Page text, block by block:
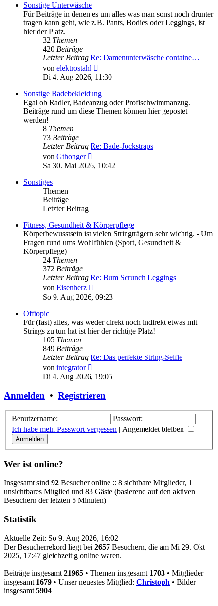
Sonstige Unterwäsche
Für Beiträge in denen es um alles was man sonst noch drunter
tragen kann geht, wie z.B. Pants, Bodies oder Leggings, ist
hier der Platz.
32 Themen
420 Beiträge
Letzter Beitrag Re: Damenunterwäsche containe…
von elektrostahl
Beitrag
Di 4. Aug 2026, 11:30
Sonstige Badebekleidung
Egal ob Radler, Badeanzug oder Profischwimmanzug.
Beiträge rund um diese Themen können hier gepostet
werden!
8 Themen
73 Beiträge
Letzter Beitrag Re: Bade-Jockstraps
von Gthonger
Beitrag
Sa 30. Mai 2026, 10:42
Sonstiges
Themen
Beiträge
Letzter Beitrag
Fitness, Gesundheit & Körperpflege
Körperbewusstsein ist vielen Stringträgern sehr wichtig. - Um
Fragen rund ums Wohlfühlen (Sport, Gesundheit &
Körperpflege)
24 Themen
372 Beiträge
Letzter Beitrag Re: Bum Scrunch Leggings
von Eisenherz
Beitrag
So 9. Aug 2026, 09:23
Offtopic
Für (fast) alles, was weder direkt noch indirekt etwas mit
Strings zu tun hat ist hier der richtige Platz!
105 Themen
849 Beiträge
Letzter Beitrag Re: Das perfekte String-Selfie
von integrator
Beitrag
Di 4. Aug 2026, 19:05
Anmelden • Registrieren
Benutzername:
Passwort:
Ich habe mein Passwort vergessen | Angemeldet bleiben
Wer ist online?
Insgesamt sind 92 Besucher online :: 8 sichtbare Mitglieder, 1
unsichtbares Mitglied und 83 Gäste (basierend auf den aktiven
Besuchern der letzten 5 Minuten)
Statistik
Aktuelle Zeit: So 9. Aug 2026, 16:02
Der Besucherrekord liegt bei 2657 Besuchern, die am Mi 29. Okt
2025, 17:47 gleichzeitig online waren.
Beiträge insgesamt 21965 • Themen insgesamt 1703 • Mitglieder
insgesamt 1679 • Unser neuestes Mitglied: Christoph • Bilder
insgesamt 5904